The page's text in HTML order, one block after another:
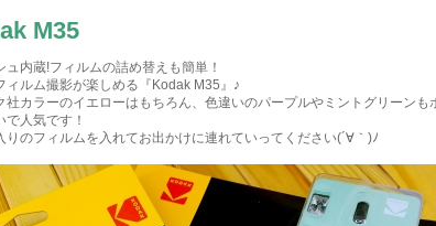
M35
ュ内蔵!フィルムの詰め替えも簡単！
ィルム撮影が楽しめる『Kodak M35』♪
社カラーのイエローはもちろん、色違いのパープルやミントグリーンも
で人気です！
りのフィルムを入れてお出かけに連れていってください(´∀｀)ﾉ